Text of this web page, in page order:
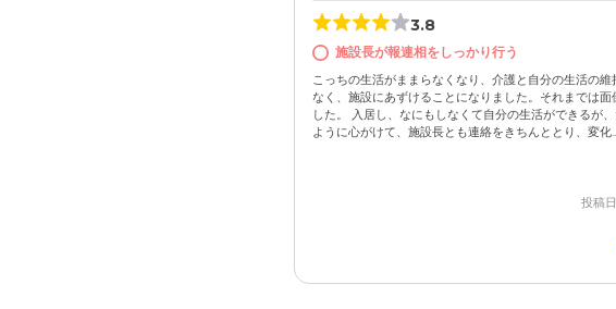
3.8
施設長が報連相をしっかり行う
こっちの生活がままらなくなり、介護と自分の生活の維
なく、施設にあずけることになりました。それまでは面
した。 入居し、なにもしなくて自分の生活ができるが
ように心がけて、施設長とも連絡をきちんととり、変化
投稿